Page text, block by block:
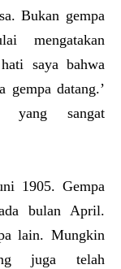
Bukan gempa
mengatakan
saya bahwa
gempa datang.’
sangat
1905. Gempa
bulan April.
lain. Mungkin
juga telah